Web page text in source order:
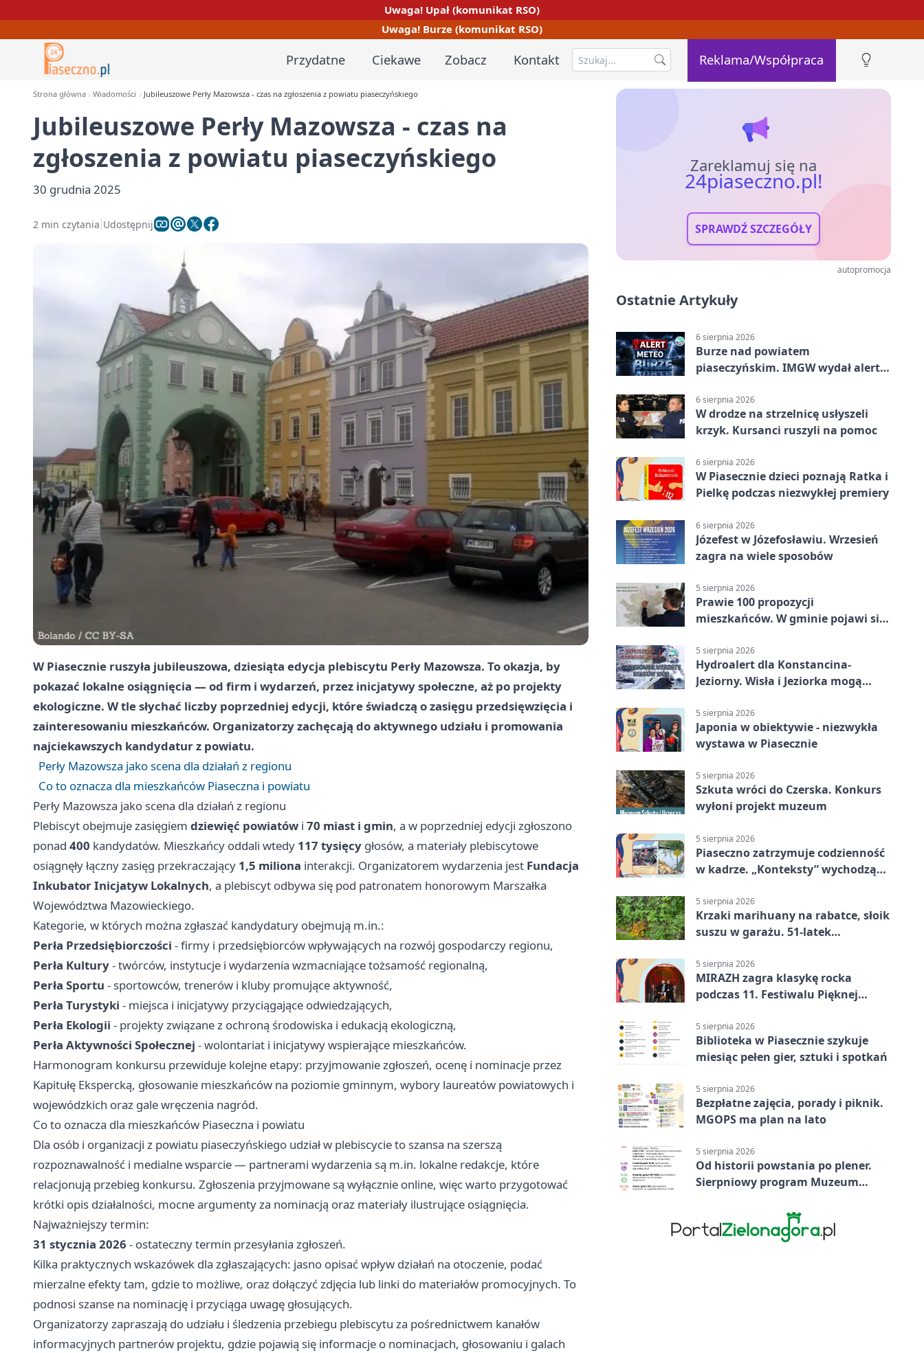
Uwaga! Upał (komunikat RSO)
Uwaga! Burze (komunikat RSO)
Przydatne Ciekawe Zobacz Kontakt Reklama/Współpraca
Strona główna Wiadomości Jubileuszowe Perły Mazowsza - czas na zgłoszenia z powiatu piaseczyńskiego
Jubileuszowe Perły Mazowsza - czas na
zgłoszenia z powiatu piaseczyńskiego
30 grudnia 2025
2 min czytania Udostępnij
W Piasecznie ruszyła jubileuszowa, dziesiąta edycja plebiscytu Perły Mazowsza. To okazja, by
pokazać lokalne osiągnięcia — od firm i wydarzeń, przez inicjatywy społeczne, aż po projekty
ekologiczne. W tle słychać liczby poprzedniej edycji, które świadczą o zasięgu przedsięwzięcia i
zainteresowaniu mieszkańców. Organizatorzy zachęcają do aktywnego udziału i promowania
najciekawszych kandydatur z powiatu.
Perły Mazowsza jako scena dla działań z regionu
Co to oznacza dla mieszkańców Piaseczna i powiatu
Perły Mazowsza jako scena dla działań z regionu
Plebiscyt obejmuje zasięgiem dziewięć powiatów i 70 miast i gmin, a w poprzedniej edycji zgłoszono
ponad 400 kandydatów. Mieszkańcy oddali wtedy 117 tysięcy głosów, a materiały plebiscytowe
osiągnęły łączny zasięg przekraczający 1,5 miliona interakcji. Organizatorem wydarzenia jest Fundacja
Inkubator Inicjatyw Lokalnych, a plebiscyt odbywa się pod patronatem honorowym Marszałka
Województwa Mazowieckiego.
Kategorie, w których można zgłaszać kandydatury obejmują m.in.:
Perła Przedsiębiorczości - firmy i przedsiębiorców wpływających na rozwój gospodarczy regionu,
Perła Kultury- twórców, instytucje i wydarzenia wzmacniające tożsamość regionalną,
Perła Sportu - sportowców, trenerów i kluby promujące aktywność,
Perła Turystyki - miejsca i inicjatywy przyciągające odwiedzających,
Perła Ekologii - projekty związane z ochroną środowiska i edukacją ekologiczną,
Perła Aktywności Społecznej - wolontariat i inicjatywy wspierające mieszkańców.
Harmonogram konkursu przewiduje kolejne etapy: przyjmowanie zgłoszeń, ocenę i nominacje przez
Kapitułę Ekspercką, głosowanie mieszkańców na poziomie gminnym, wybory laureatów powiatowych i
wojewódzkich oraz gale wręczenia nagród.
Co to oznacza dla mieszkańców Piaseczna i powiatu
Dla osób i organizacji z powiatu piaseczyńskiego udział w plebiscycie to szansa na szerszą
rozpoznawalność i medialne wsparcie — partnerami wydarzenia są m.in. lokalne redakcje, które
relacjonują przebieg konkursu. Zgłoszenia przyjmowane są wyłącznie online, więc warto przygotować
krótki opis działalności, mocne argumenty za nominacją oraz materiały ilustrujące osiągnięcia.
Najważniejszy termin:
31 stycznia 2026 - ostateczny termin przesyłania zgłoszeń.
Kilka praktycznych wskazówek dla zgłaszających: jasno opisać wpływ działań na otoczenie, podać
mierzalne efekty tam, gdzie to możliwe, oraz dołączyć zdjęcia lub linki do materiałów promocyjnych. To
podnosi szanse na nominację i przyciąga uwagę głosujących.
Organizatorzy zapraszają do udziału i śledzenia przebiegu plebiscytu za pośrednictwem kanałów
informacyjnych partnerów projektu, gdzie pojawią się informacje o nominacjach, głosowaniu i galach
Zareklamuj się na
24piaseczno.pl!
SPRAWDŹ SZCZEGÓŁY
autopromocja
Ostatnie Artykuły
6 sierpnia 2026
Burze nad powiatem
piaseczyńskim. IMGW wydał alert
6 sierpnia 2026
W drodze na strzelnicę usłyszeli
krzyk. Kursanci ruszyli na pomoc
6 sierpnia 2026
W Piasecznie dzieci poznają Ratka i
Pielkę podczas niezwykłej premiery
6 sierpnia 2026
Józefest w Józefosławiu. Wrzesień
zagra na wiele sposobów
5 sierpnia 2026
Prawie 100 propozycji
mieszkańców. W gminie pojawi się
5 sierpnia 2026
Hydroalert dla Konstancina-
Jeziorny. Wisła i Jeziorka mogą
5 sierpnia 2026
Japonia w obiektywie - niezwykła
wystawa w Piasecznie
5 sierpnia 2026
Szkuta wróci do Czerska. Konkurs
wyłoni projekt muzeum
5 sierpnia 2026
Piaseczno zatrzymuje codzienność
w kadrze. „Konteksty” wychodzą
5 sierpnia 2026
Krzaki marihuany na rabatce, słoik
suszu w garażu. 51-latek
5 sierpnia 2026
MIRAZH zagra klasykę rocka
podczas 11. Festiwalu Pięknej
5 sierpnia 2026
Biblioteka w Piasecznie szykuje
miesiąc pełen gier, sztuki i spotkań
5 sierpnia 2026
Bezpłatne zajęcia, porady i piknik.
MGOPS ma plan na lato
5 sierpnia 2026
Od historii powstania po plener.
Sierpniowy program Muzeum